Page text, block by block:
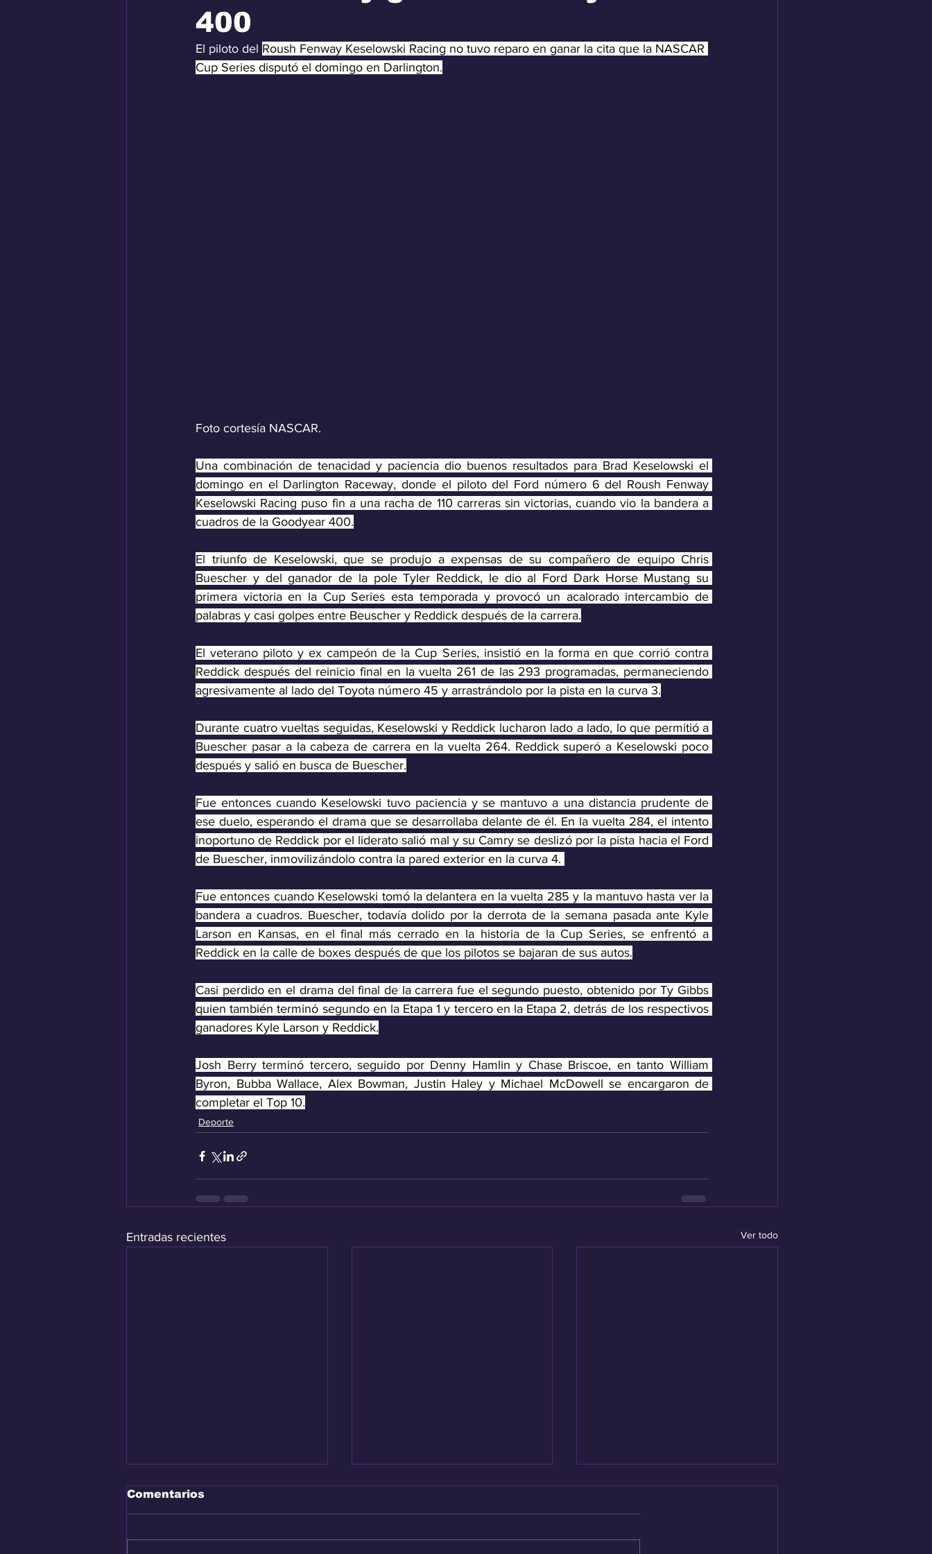
400
El piloto del Roush Fenway Keselowski Racing no tuvo reparo en ganar la cita que la NASCAR
Cup Series disputó el domingo en Darlington.
Foto cortesía NASCAR.
Una combinación de tenacidad y paciencia dio buenos resultados para Brad Keselowski el
domingo en el Darlington Raceway, donde el piloto del Ford número 6 del Roush Fenway
Keselowski Racing puso fin a una racha de 110 carreras sin victorias, cuando vio la bandera a
cuadros de la Goodyear 400.
El triunfo de Keselowski, que se produjo a expensas de su compañero de equipo Chris
Buescher y del ganador de la pole Tyler Reddick, le dio al Ford Dark Horse Mustang su
primera victoria en la Cup Series esta temporada y provocó un acalorado intercambio de
palabras y casi golpes entre Beuscher y Reddick después de la carrera.
El veterano piloto y ex campeón de la Cup Series, insistió en la forma en que corrió contra
Reddick después del reinicio final en la vuelta 261 de las 293 programadas, permaneciendo
agresivamente al lado del Toyota número 45 y arrastrándolo por la pista en la curva 3.
Durante cuatro vueltas seguidas, Keselowski y Reddick lucharon lado a lado, lo que permitió a
Buescher pasar a la cabeza de carrera en la vuelta 264. Reddick superó a Keselowski poco
después y salió en busca de Buescher.
Fue entonces cuando Keselowski tuvo paciencia y se mantuvo a una distancia prudente de
ese duelo, esperando el drama que se desarrollaba delante de él. En la vuelta 284, el intento
inoportuno de Reddick por el liderato salió mal y su Camry se deslizó por la pista hacia el Ford
de Buescher, inmovilizándolo contra la pared exterior en la curva 4.
Fue entonces cuando Keselowski tomó la delantera en la vuelta 285 y la mantuvo hasta ver la
bandera a cuadros. Buescher, todavía dolido por la derrota de la semana pasada ante Kyle
Larson en Kansas, en el final más cerrado en la historia de la Cup Series, se enfrentó a
Reddick en la calle de boxes después de que los pilotos se bajaran de sus autos.
Casi perdido en el drama del final de la carrera fue el segundo puesto, obtenido por Ty Gibbs
quien también terminó segundo en la Etapa 1 y tercero en la Etapa 2, detrás de los respectivos
ganadores Kyle Larson y Reddick.
Josh Berry terminó tercero, seguido por Denny Hamlin y Chase Briscoe, en tanto William
Byron, Bubba Wallace, Alex Bowman, Justin Haley y Michael McDowell se encargaron de
completar el Top 10.
Deporte
Entradas recientes Ver todo
Comentarios